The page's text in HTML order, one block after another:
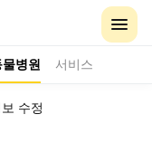
물병원 서비스
수정